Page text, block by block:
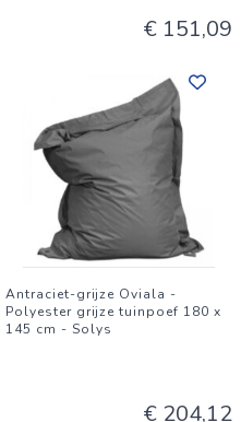
€ 151,09
Antraciet-grijze Oviala -
Polyester grijze tuinpoef 180 x
145 cm - Solys
€ 204,12